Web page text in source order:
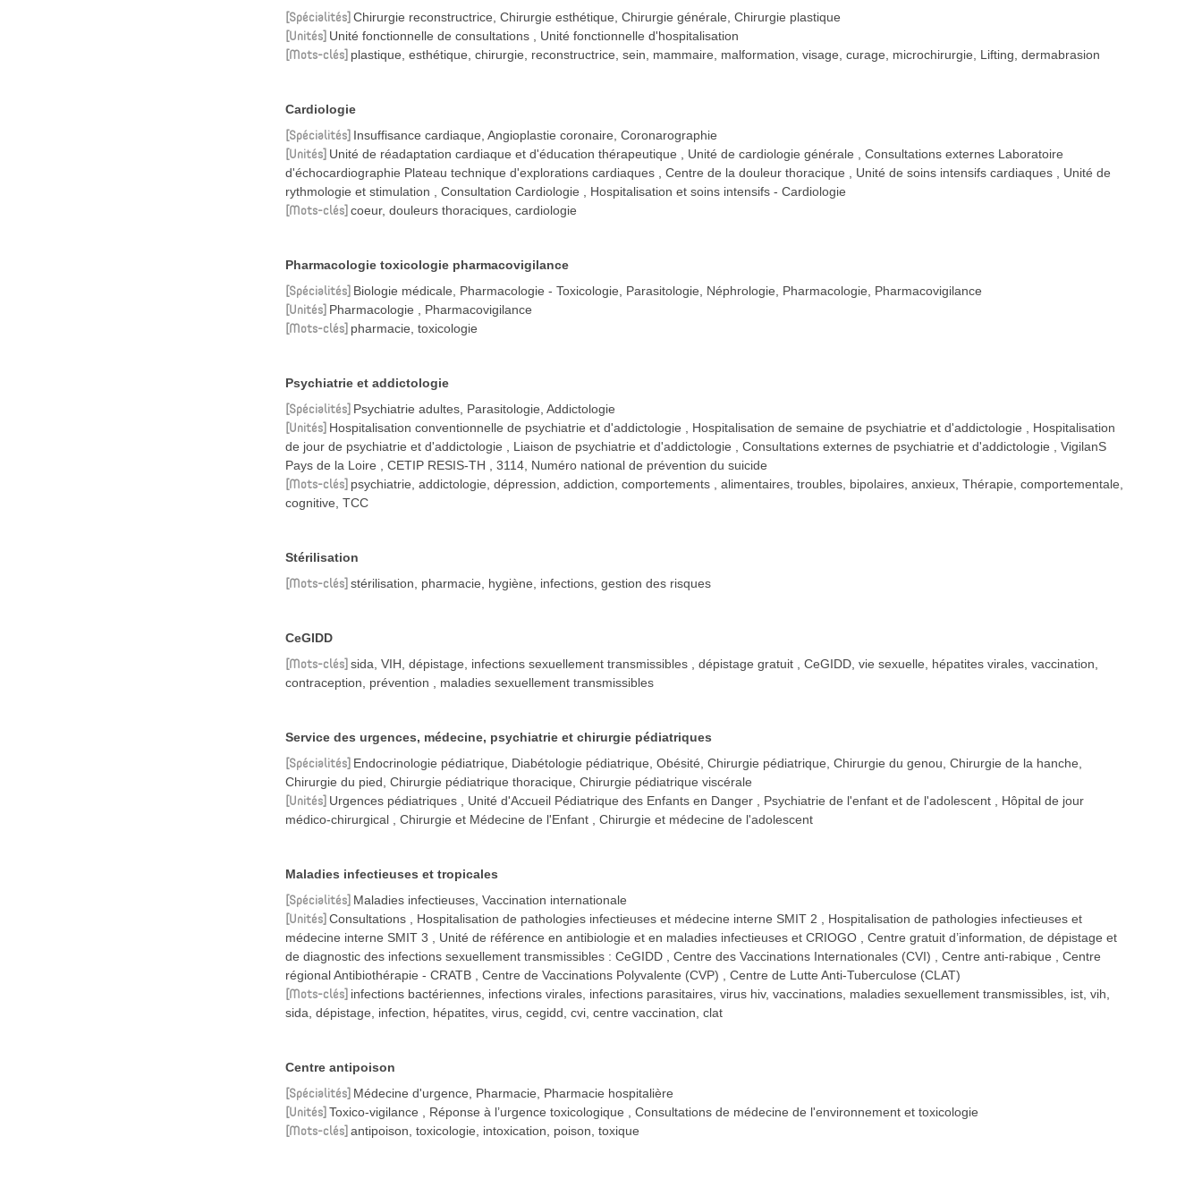
Spécialités Chirurgie reconstructrice, Chirurgie esthétique, Chirurgie générale, Chirurgie plastique
Unités Unité fonctionnelle de consultations Unité fonctionnelle d'hospitalisation
Mots-clés plastique, esthétique, chirurgie, reconstructrice, sein, mammaire, malformation, visage, curage, microchirurgie, Lifting, dermabrasion
Cardiologie
Spécialités Insuffisance cardiaque, Angioplastie coronaire, Coronarographie
Unités Unité de réadaptation cardiaque et d'éducation thérapeutique Unité de cardiologie générale
Consultations externes Laboratoire
d'échocardiographie Plateau technique d'explorations cardiaques
Centre de la douleur thoracique Unité de soins intensifs cardiaques
Unité de
rythmologie et stimulation
Consultation Cardiologie Hospitalisation et soins intensifs - Cardiologie
Mots-clés coeur, douleurs thoraciques, cardiologie
Pharmacologie toxicologie pharmacovigilance
Spécialités Biologie médicale, Pharmacologie - Toxicologie, Parasitologie, Néphrologie, Pharmacologie, Pharmacovigilance
Unités Pharmacologie Pharmacovigilance
Mots-clés pharmacie, toxicologie
Psychiatrie et addictologie
Spécialités Psychiatrie adultes, Parasitologie, Addictologie
Unités Hospitalisation conventionnelle de psychiatrie et d'addictologie Hospitalisation de semaine de psychiatrie et d'addictologie
Hospitalisation
de jour de psychiatrie et d'addictologie
Liaison de psychiatrie et d'addictologie Consultations externes de psychiatrie et d'addictologie
VigilanS
Pays de la Loire
CETIP RESIS-TH 3114, Numéro national de prévention du suicide
Mots-clés psychiatrie, addictologie, dépression, addiction, comportements , alimentaires, troubles, bipolaires, anxieux, Thérapie, comportementale,
cognitive, TCC
Stérilisation
Mots-clés stérilisation, pharmacie, hygiène, infections, gestion des risques
CeGIDD
Mots-clés sida, VIH, dépistage, infections sexuellement transmissibles , dépistage gratuit , CeGIDD, vie sexuelle, hépatites virales, vaccination,
contraception, prévention , maladies sexuellement transmissibles
Service des urgences, médecine, psychiatrie et chirurgie pédiatriques
Spécialités Endocrinologie pédiatrique, Diabétologie pédiatrique, Obésité, Chirurgie pédiatrique, Chirurgie du genou, Chirurgie de la hanche,
Chirurgie du pied, Chirurgie pédiatrique thoracique, Chirurgie pédiatrique viscérale
Unités Urgences pédiatriques Unité d'Accueil Pédiatrique des Enfants en Danger Psychiatrie de l'enfant et de l'adolescent
Hôpital de jour
médico-chirurgical
Chirurgie et Médecine de l'Enfant Chirurgie et médecine de l'adolescent
Maladies infectieuses et tropicales
Spécialités Maladies infectieuses, Vaccination internationale
Unités Consultations Hospitalisation de pathologies infectieuses et médecine interne SMIT 2
Hospitalisation de pathologies infectieuses et
médecine interne SMIT 3
Unité de référence en antibiologie et en maladies infectieuses et CRIOGO
Centre gratuit d’information, de dépistage et
de diagnostic des infections sexuellement transmissibles : CeGIDD
Centre des Vaccinations Internationales (CVI) Centre anti-rabique
Centre
régional Antibiothérapie - CRATB
Centre de Vaccinations Polyvalente (CVP) Centre de Lutte Anti-Tuberculose (CLAT)
Mots-clés infections bactériennes, infections virales, infections parasitaires, virus hiv, vaccinations, maladies sexuellement transmissibles, ist, vih,
sida, dépistage, infection, hépatites, virus, cegidd, cvi, centre vaccination, clat
Centre antipoison
Spécialités Médecine d'urgence, Pharmacie, Pharmacie hospitalière
Unités Toxico-vigilance Réponse à l’urgence toxicologique Consultations de médecine de l'environnement et toxicologie
Mots-clés antipoison, toxicologie, intoxication, poison, toxique